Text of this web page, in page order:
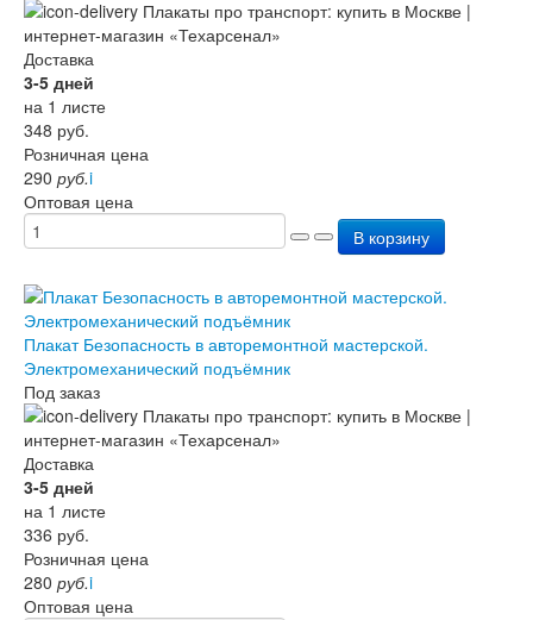
Доставка
3-5 дней
на 1 листе
348 руб.
Розничная цена
290 руб.i
Оптовая цена
В корзину
Плакат Безопасность в авторемонтной мастерской.
Электромеханический подъёмник
Под заказ
Доставка
3-5 дней
на 1 листе
336 руб.
Розничная цена
280 руб.i
Оптовая цена